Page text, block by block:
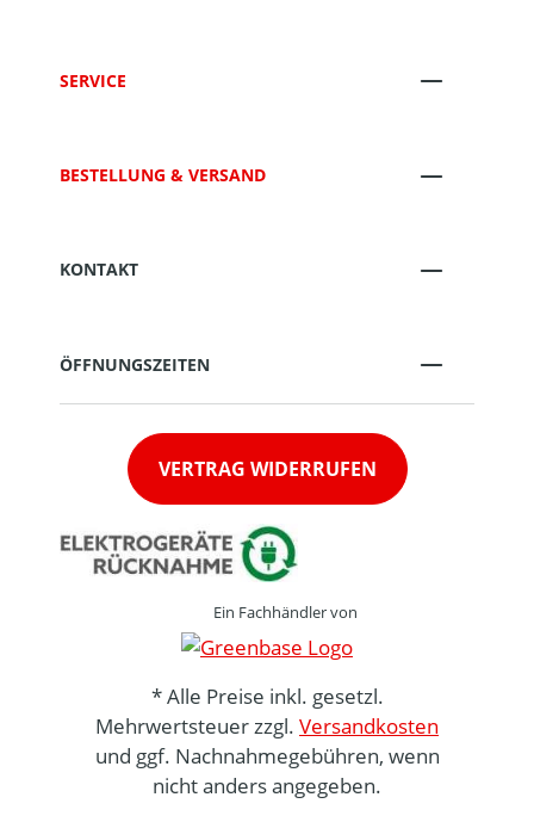
SERVICE
BESTELLUNG & VERSAND
KONTAKT
ÖFFNUNGSZEITEN
VERTRAG WIDERRUFEN
Ein Fachhändler von
* Alle Preise inkl. gesetzl.
Mehrwertsteuer zzgl. Versandkosten
und ggf. Nachnahmegebühren, wenn
nicht anders angegeben.